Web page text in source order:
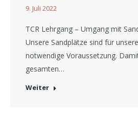
9. Juli 2022
TCR Lehrgang – Umgang mit
Unsere Sandplätze sind für
notwendige Voraussetzung.
gesamten…
Weiter